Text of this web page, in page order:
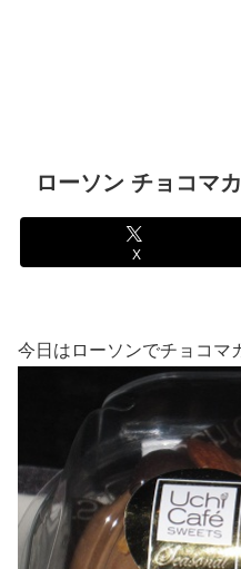
ローソン チョコマ
X
今日はローソンでチョコマ